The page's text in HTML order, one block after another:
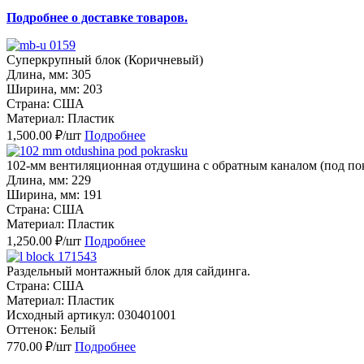
Подробнее о доставке товаров.
Суперкрупный блок (Коричневый)
Длина, мм: 305
Ширина, мм: 203
Страна: США
Материал: Пластик
1,500.00 ₽/шт Подробнее
102-мм вентиляционная отдушина с обратным каналом (под
Длина, мм: 229
Ширина, мм: 191
Страна: США
Материал: Пластик
1,250.00 ₽/шт Подробнее
Раздельный монтажный блок для сайдинга.
Страна: США
Материал: Пластик
Исходный артикул: 030401001
Оттенок: Белый
770.00 ₽/шт Подробнее